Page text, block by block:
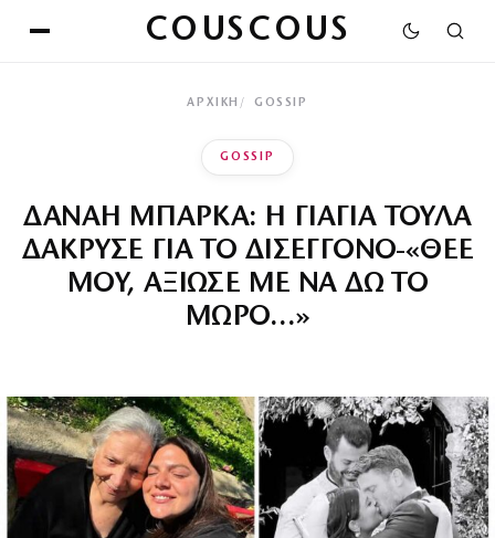
COUSCOUS
ΑΡΧΙΚΉ GOSSIP
GOSSIP
ΔΑΝΑΗ ΜΠΑΡΚΑ: Η ΓΙΑΓΙΑ ΤΟΥΛΑ
ΔΑΚΡΥΣΕ ΓΙΑ ΤΟ ΔΙΣΕΓΓΟΝΟ-«ΘΕΕ
ΜΟΥ, ΑΞΙΩΣΕ ΜΕ ΝΑ ΔΩ ΤΟ
ΜΩΡΟ…»